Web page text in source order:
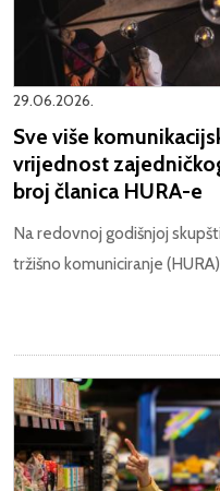
29.06.2026.
Sve više
vrijednost
broj članica HURA-e
Na redovnoj godišnjoj
tržišno komuniciranje